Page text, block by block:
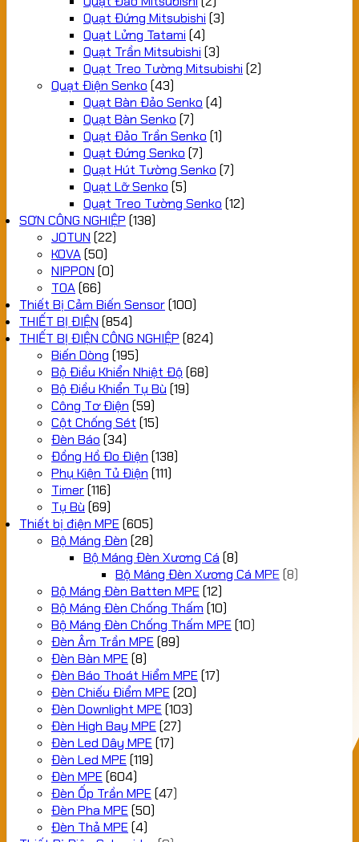
Quạt Đứng Mitsubishi (3)
Quạt Lửng Tatami (4)
Quạt Trần Mitsubishi (3)
Quạt Treo Tường Mitsubishi (2)
Quạt Điện Senko (43)
Quạt Bàn Đảo Senko (4)
Quạt Bàn Senko (7)
Quạt Đảo Trần Senko (1)
Quạt Đứng Senko (7)
Quạt Hút Tường Senko (7)
Quạt Lỡ Senko (5)
Quạt Treo Tường Senko (12)
SƠN CÔNG NGHIỆP (138)
JOTUN (22)
KOVA(50)
NIPPON (0)
TOA(66)
Thiết Bị Cảm Biến Sensor(100)
THIẾT BỊ ĐIỆN (854)
THIẾT BỊ ĐIỆN CÔNG NGHIỆP (824)
Biến Dòng (195)
Bộ Điều Khiển Nhiệt Độ (68)
Bộ Điều Khiển Tụ Bù (19)
Công Tơ Điện (59)
Cột Chống Sét (15)
Đèn Báo (34)
Đồng Hồ Đo Điện (138)
Phụ Kiện Tủ Điện (111)
Timer(116)
Tụ Bù (69)
Thiết bị điện MPE (605)
Bộ Máng Đèn (28)
Bộ Máng Đèn Xương Cá (8)
Bộ Máng Đèn Xương Cá MPE (8)
Bộ Máng Đèn Batten MPE (12)
Bộ Máng Đèn Chống Thấm (10)
Bộ Máng Đèn Chống Thấm MPE (10)
Đèn Âm Trần MPE (89)
Đèn Bàn MPE (8)
Đèn Báo Thoát Hiểm MPE (17)
Đèn Chiếu Điểm MPE (20)
Đèn Downlight MPE (103)
Đèn High Bay MPE (27)
Đèn Led Dây MPE (17)
Đèn Led MPE (119)
Đèn MPE (604)
Đèn Ốp Trần MPE (47)
Đèn Pha MPE (50)
Đèn Thả MPE (4)